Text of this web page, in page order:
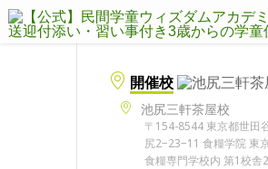
開催校
池尻三軒茶屋校
〒154-8544 東京都世田
尻2−23−11 食糧学院 東
食糧専門学校内 第1校舎